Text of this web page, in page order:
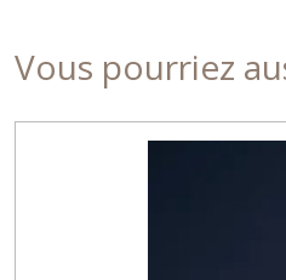
Vous pourriez